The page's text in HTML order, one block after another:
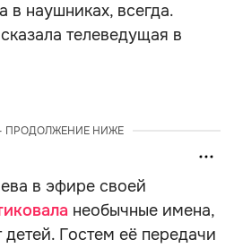
в наушниках, всегда.
телеведущая в
ПРОДОЛЖЕНИЕ НИЖЕ
в эфире своей
необычные имена,
Гостем её передачи